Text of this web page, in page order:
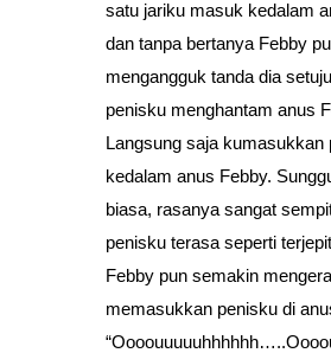
satu jariku masuk kedalam
dan tanpa bertanya Febby
mengangguk tanda dia
penisku menghantam anus
Langsung saja kumasukkan
kedalam anus Febby.
biasa, rasanya sangat
penisku terasa seperti
Febby pun semakin
memasukkan penisku di